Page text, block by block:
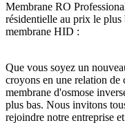
Membrane RO
résidentielle au prix le plus
membrane HID :
Que vous soyez un
croyons en une relation de
membrane d'osmose
plus bas. Nous invitons
rejoindre notre entreprise